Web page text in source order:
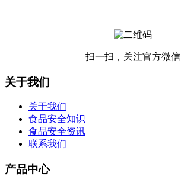
扫一扫，关注官方微信
关于我们
关于我们
食品安全知识
食品安全资讯
联系我们
产品中心